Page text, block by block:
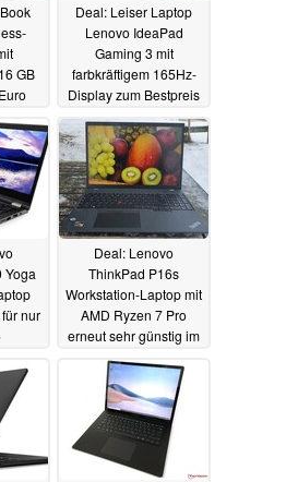
GB
Deal: Leiser Laptop
Lenovo IdeaPad
Gaming 3 mit
farbkräftigem 165Hz-
Display zum Bestpreis
von nur 649 Euro
07.02.2024
Yoga
nur
Deal: Lenovo
ThinkPad P16s
Workstation-Laptop mit
AMD Ryzen 7 Pro
erneut sehr günstig im
Angebot